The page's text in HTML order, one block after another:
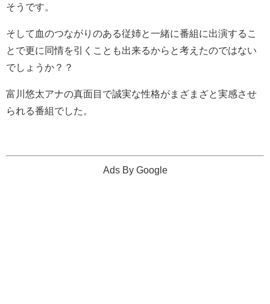
そうです。
そして血のつながりのある従姉と一緒に番組に出演するこ
とで更に同情を引くことも出来るからと考えたのではない
でしょうか？？
富川悠太アナの真面目で誠実な性格がまざまざと実感させ
られる番組でした。
Ads By Google